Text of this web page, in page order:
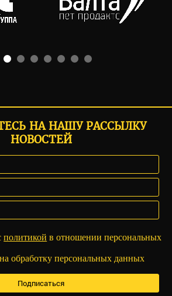
НА НАШУ РАССЫЛКУ
НОВОСТЕЙ
политикой в отношении персональных
на обработку персональных данных